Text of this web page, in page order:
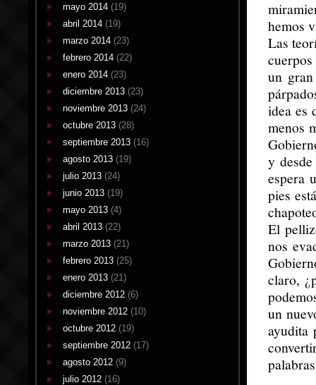
mayo 2014 (19)
abril 2014 (19)
marzo 2014 (23)
febrero 2014 (22)
enero 2014 (23)
diciembre 2013 (23)
noviembre 2013 (24)
octubre 2013 (28)
septiembre 2013 (16)
agosto 2013 (19)
julio 2013 (24)
junio 2013 (19)
mayo 2013 (4)
abril 2013 (22)
marzo 2013 (21)
febrero 2013 (25)
enero 2013 (21)
diciembre 2012 (6)
noviembre 2012 (10)
octubre 2012 (19)
septiembre 2012 (17)
agosto 2012 (9)
julio 2012 (16)
hemos
Las
un
idea es
menos
y
espera
pies
El
nos
claro,
un
ayudita